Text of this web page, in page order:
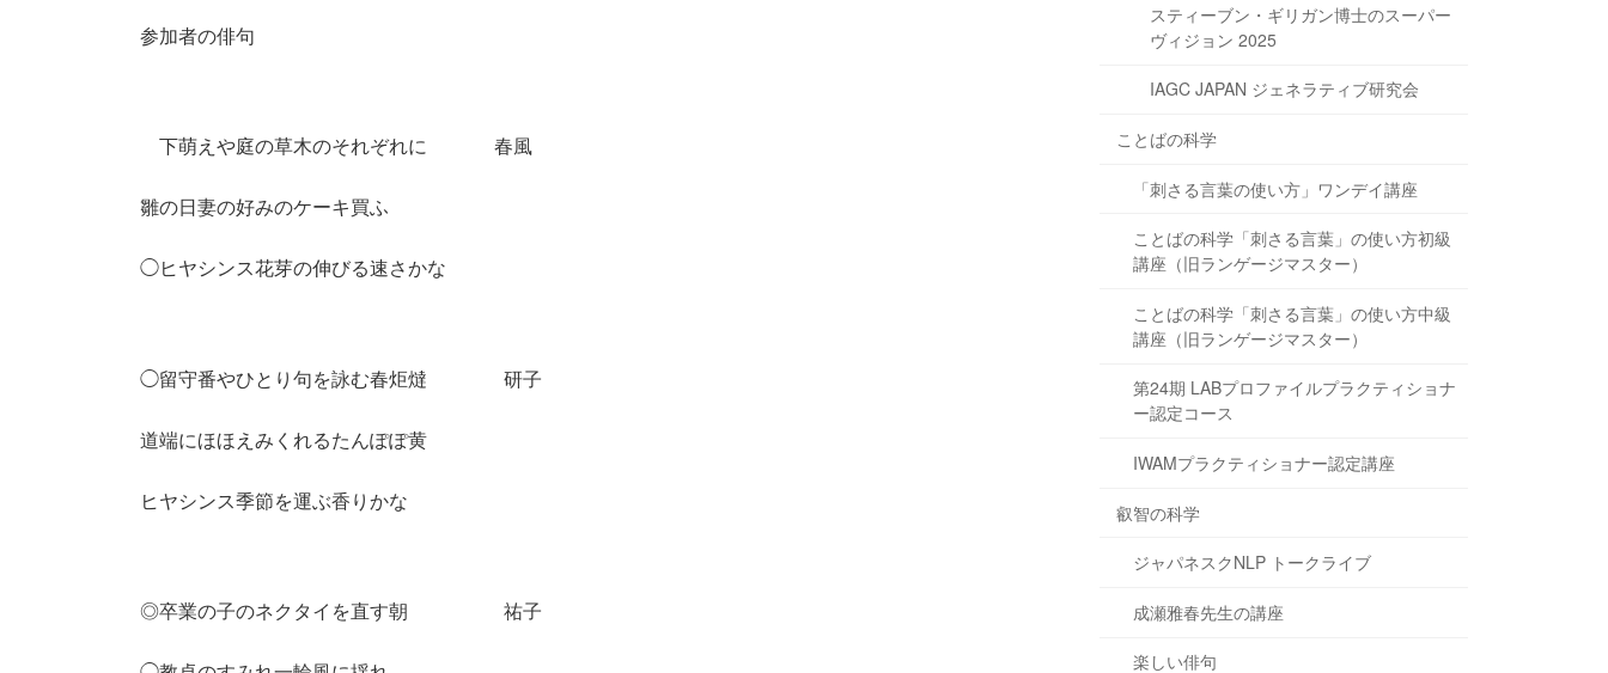
参加者の俳句
下萌えや庭の草木のそれぞれに 春風
雛の日妻の好みのケーキ買ふ
◯ヒヤシンス花芽の伸びる速さかな
◯留守番やひとり句を詠む春炬燵 研子
道端にほほえみくれるたんぽぽ黄
ヒヤシンス季節を運ぶ香りかな
◎卒業の子のネクタイを直す朝 祐子
スティーブン・ギリガン博士のスーパー
ヴィジョン 2025
IAGC JAPAN ジェネラティブ研究会
ことばの科学
「刺さる言葉の使い方」ワンデイ講座
ことばの科学「刺さる言葉」の使い方初級
講座（旧ランゲージマスター）
ことばの科学「刺さる言葉」の使い方中級
講座（旧ランゲージマスター）
第24期 LABプロファイルプラクティショナ
ー認定コース
IWAMプラクティショナー認定講座
叡智の科学
ジャパネスクNLP トークライブ
成瀬雅春先生の講座
楽しい俳句